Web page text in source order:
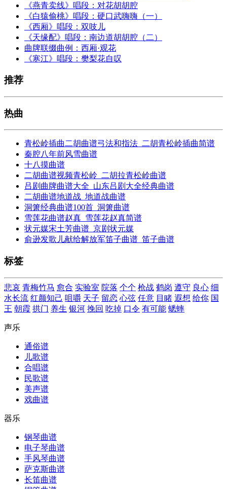
《燕青卖线》唱段：对花胡胡腔
《白猿偷桃》唱段：硬口武嗨嗨（一）
《西厢》唱段：双吱儿
《天缘配》唱段：南边道胡胡腔（二）
曲牌联缀曲例：西厢·观花
《寒江》唱段：樊梨花自叹
推荐
热曲
青松岭插曲二胡曲谱弓法和指法_二胡青松岭插曲简谱
秦腔八年前风雪曲谱
十八摸曲谱
二胡曲谱视频青松岭_二胡拉青松岭曲谱
吕剧曲牌曲谱大全_山东吕剧大全经典曲谱
二胡曲谱地道战_地道战曲谱
洞箫经典曲谱100首_洞箫曲谱
雪莲花曲谱赵真_雪莲花赵真简谱
状元媒宋土芳曲谱_京剧状元媒
俞逊发歌儿献给解放军笛子曲谱_笛子曲谱
标签
悲哀 青梅竹马 愈合 实验室 院落 个个 枪战 鹤岗 遵守 良心 细
水长流 红颜知己 咀嚼 天子 留恋 心弦 任意 目睹 遐想 给你 国
王 朝霞 拱门 养生 银河 挽回 吃掉 口令 有可能 蟋蟀
声乐
通俗谱
儿歌谱
合唱谱
民歌谱
美声谱
戏曲谱
器乐
钢琴曲谱
电子琴曲谱
手风琴曲谱
萨克斯曲谱
长笛曲谱